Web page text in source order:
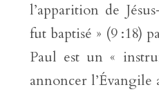
l’apparition de
fut baptisé » (9 :18)
Paul est un «
annoncer